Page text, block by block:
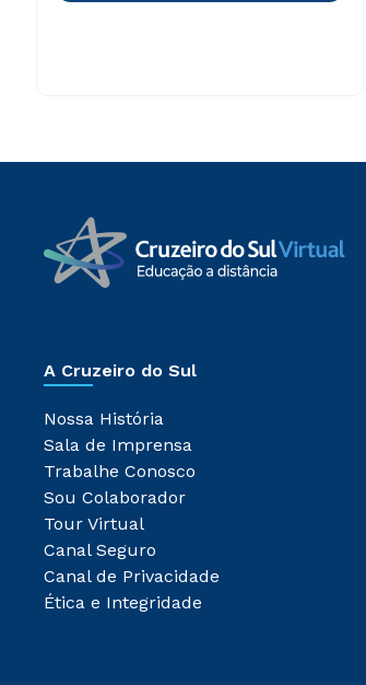
A Cruzeiro do Sul
Nossa História
Sala de Imprensa
Trabalhe Conosco
Sou Colaborador
Tour Virtual
Canal Seguro
Canal de Privacidade
Ética e Integridade